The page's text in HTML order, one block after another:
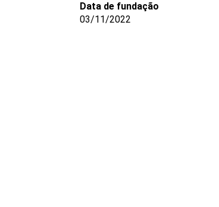
Data de fundação
03/11/2022